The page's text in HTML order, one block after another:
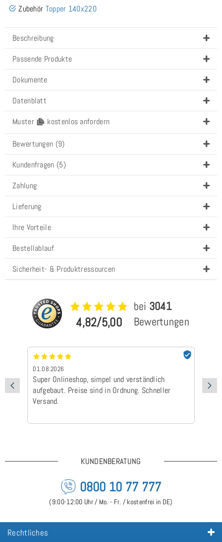
Zubehör Topper 140x220
Beschreibung
Passende Produkte
Dokumente
Datenblatt
Muster kostenlos anfordern
Bewertungen (9)
Kundenfragen (5)
Zahlung
Lieferung
Ihre Vorteile
Bestellablauf
Sicherheit- & Produktressourcen
4,82/5,00
bei 3041
Bewertungen
01.08.2026
Super Onlineshop, simpel und verständlich
aufgebaut. Preise sind in Ordnung. Schneller
Versand.
KUNDENBERATUNG
0800 10 77 777
(9:00-12:00 Uhr / Mo. - Fr. / kostenfrei in DE)
Rechtliches